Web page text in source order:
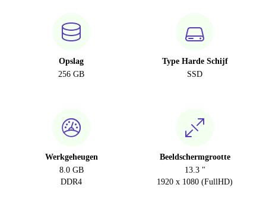
Opslag
256 GB
Type Harde Schijf
SSD
Werkgeheugen
8.0 GB
DDR4
Beeldschermgrootte
13.3 "
1920 x 1080 (FullHD)